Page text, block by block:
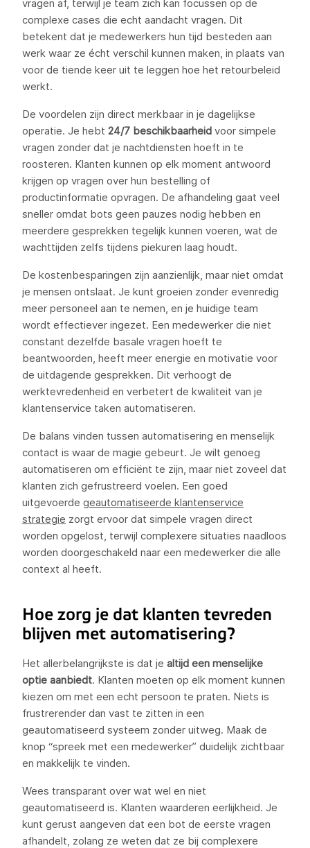
vragen af, terwijl je team zich kan focussen op de
complexe cases die echt aandacht vragen. Dit
betekent dat je medewerkers hun tijd besteden aan
werk waar ze écht verschil kunnen maken, in plaats van
voor de tiende keer uit te leggen hoe het retourbeleid
werkt.
De voordelen zijn direct merkbaar in je dagelijkse
operatie. Je hebt 24/7 beschikbaarheid voor simpele
vragen zonder dat je nachtdiensten hoeft in te
roosteren. Klanten kunnen op elk moment antwoord
krijgen op vragen over hun bestelling of
productinformatie opvragen. De afhandeling gaat veel
sneller omdat bots geen pauzes nodig hebben en
meerdere gesprekken tegelijk kunnen voeren, wat de
wachttijden zelfs tijdens piekuren laag houdt.
De kostenbesparingen zijn aanzienlijk, maar niet omdat
je mensen ontslaat. Je kunt groeien zonder evenredig
meer personeel aan te nemen, en je huidige team
wordt effectiever ingezet. Een medewerker die niet
constant dezelfde basale vragen hoeft te
beantwoorden, heeft meer energie en motivatie voor
de uitdagende gesprekken. Dit verhoogt de
werktevredenheid en verbetert de kwaliteit van je
klantenservice taken automatiseren.
De balans vinden tussen automatisering en menselijk
contact is waar de magie gebeurt. Je wilt genoeg
automatiseren om efficiënt te zijn, maar niet zoveel dat
klanten zich gefrustreerd voelen. Een goed
uitgevoerde geautomatiseerde klantenservice
strategie zorgt ervoor dat simpele vragen direct
worden opgelost, terwijl complexere situaties naadloos
worden doorgeschakeld naar een medewerker die alle
context al heeft.
Hoe zorg je dat klanten tevreden
blijven met automatisering?
Het allerbelangrijkste is dat je altijd een menselijke
optie aanbiedt. Klanten moeten op elk moment kunnen
kiezen om met een echt persoon te praten. Niets is
frustrerender dan vast te zitten in een
geautomatiseerd systeem zonder uitweg. Maak de
knop “spreek met een medewerker” duidelijk zichtbaar
en makkelijk te vinden.
Wees transparant over wat wel en niet
geautomatiseerd is. Klanten waarderen eerlijkheid. Je
kunt gerust aangeven dat een bot de eerste vragen
afhandelt, zolang ze weten dat ze bij complexere